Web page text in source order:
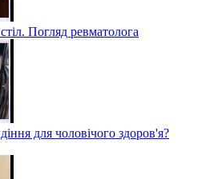
Погляд ревматолога
для чоловічого здоров'я?